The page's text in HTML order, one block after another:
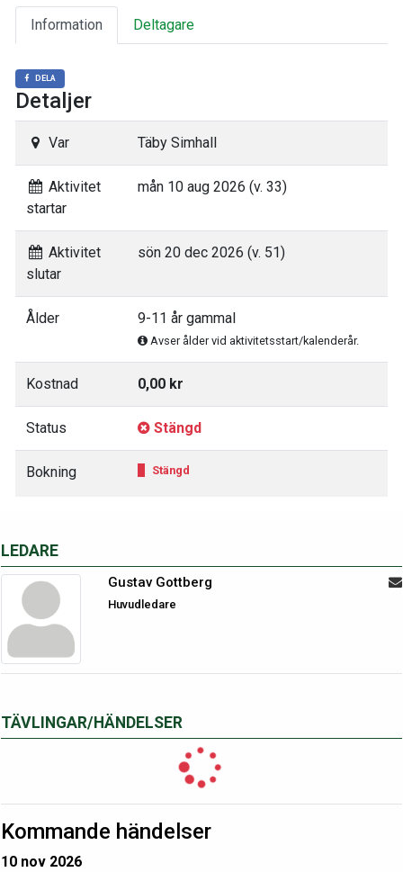
LEDARE
Gustav Gottberg
Huvudledare
TÄVLINGAR/HÄNDELSER
Kommande händelser
10 nov 2026
Information Deltagare
DELA
Detaljer
Var Täby Simhall
Aktivitet
startar
mån 10 aug 2026 (v. 33)
Aktivitet
slutar
sön 20 dec 2026 (v. 51)
Ålder 9-11 år gammal
Avser ålder vid aktivitetsstart/kalenderår.
Kostnad 0,00 kr
Status Stängd
Bokning Stängd